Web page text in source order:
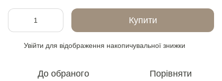
Купити
Увійти для відображення накопичувальної знижки
До обраного Порівняти